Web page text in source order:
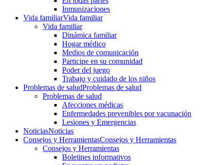
Inmunizaciones
Vida familiarVida familiar
Vida familiar
Dinámica familiar
Hogar médico
Medios de comunicación
Participe en su comunidad
Poder del juego
Trabajo y cuidado de los niños
Problemas de saludProblemas de salud
Problemas de salud
Afecciones médicas
Enfermedades prevenibles por vacunación
Lesiones y Emergencias
NoticiasNoticias
Consejos y HerramientasConsejos y Herramientas
Consejos y Herramientas
Boletines informativos